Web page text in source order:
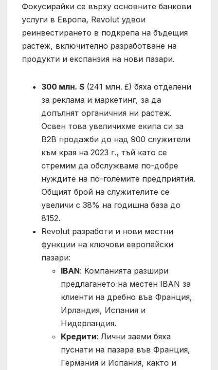
Фокусирайки се върху основните банкови
услуги в Европа, Revolut удвои
реинвестирането в подкрепа на бъдещия
растеж, включително разработване на
продукти и експанзия на нови пазари.
300 млн. $ (241 млн. £) бяха отделени
за реклама и маркетинг, за да
допълнят органичния ни растеж.
Освен това увеличихме екипа си за
B2B продажби до над 900 служители
към края на 2023 г., тъй като се
стремим да обслужваме по-добре
нуждите на по-големите предприятия.
Общият брой на служителите се
увеличи с 38% на годишна база до
8152.
Revolut разработи и нови местни
функции на ключови европейски
пазари:
IBAN: Компанията разшири
предлагането на местен IBAN за
клиенти на дребно във Франция,
Ирландия, Испания и
Нидерландия.
Кредити: Лични заеми бяха
пуснати на пазара във Франция,
Германия и Испания, както и